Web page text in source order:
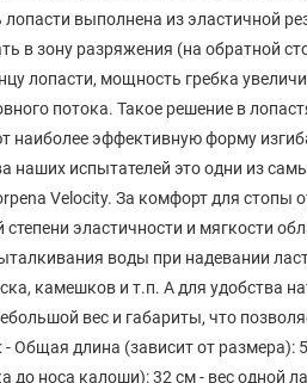
выполнена из эластичной
в зону разряжения (на обратной
лопасти, мощность гребка
потока. Такое решение в
эффективную форму
испытателей это одни из
Velocity. За комфорт для стопы
эластичности и мягкости
воды при надевании
камешков и т.п. А для удобства
вес и габариты, что
- Общая длина (зависит от
до носа калоши): 32 см - вес одной